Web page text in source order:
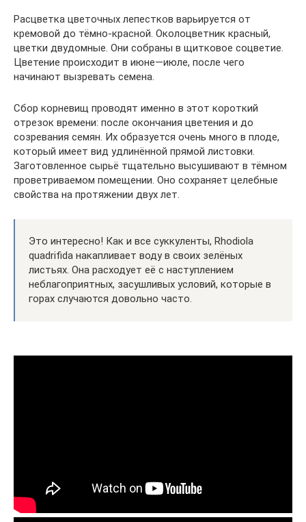
Расцветка цветочных лепестков варьируется от
кремовой до тёмно-красной. Околоцветник красный,
цветки двудомные. Они собраны в щитковое соцветие.
Цветение происходит в июне—июле, после чего
начинают вызревать семена.
Сбор корневищ проводят именно в этот короткий
отрезок времени: после окончания цветения и до
созревания семян. Их образуется очень много в плоде,
который имеет вид удлинённой прямой листовки.
Заготовленное сырьё тщательно высушивают в тёмном
проветриваемом помещении. Оно сохраняет целебные
свойства на протяжении двух лет.
Это интересно! Как и все суккуленты, Rhodiola
quadrifida накапливает воду в своих зелёных
листьях. Она расходует её с наступлением
неблагоприятных, засушливых условий, которые в
горах случаются довольно часто.